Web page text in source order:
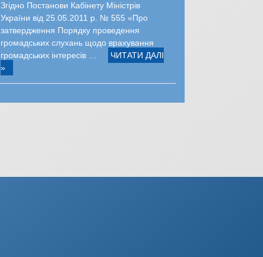
Згідно Постанови Кабінету Міністрів
України від 25.05.2011 р. № 555 «Про
затвердження Порядку проведення
громадських слухань щодо врахування
громадських інтересів …
ЧИТАТИ ДАЛІ
»